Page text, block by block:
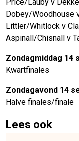
Dobey/Woodhouse
Littler/Whitlock v
Aspinall/Chisnall v
Zondagmiddag 14
Kwartfinales
Zondagavond 14
Halve finales/finale
Lees ook